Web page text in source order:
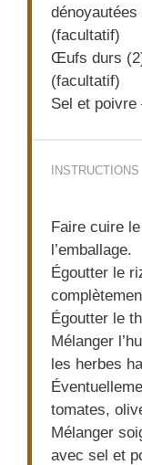
(facultatif)
Œufs durs
(facultatif)
Sel et poivre
INSTRUCTIONS
Faire cuire
l’emballage.
Égoutter le
Égoutter le
Mélanger
les herbes
tomates,
Mélanger
avec sel et